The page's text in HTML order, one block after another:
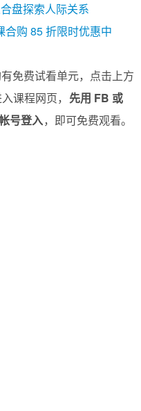
盘探索人际关系
合购 85 折限时优惠中
有免费试看单元，点击上方
课程网页， 先用 FB 或
号登入，即可免费观看。